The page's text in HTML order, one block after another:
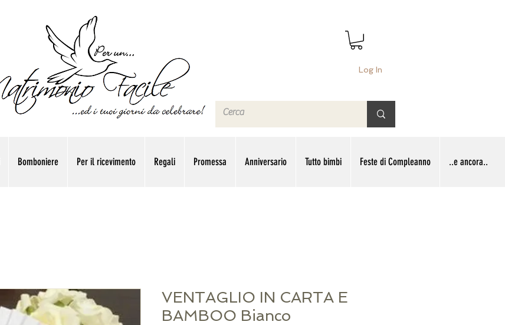
Log In
Bomboniere Per il ricevimento Regali Promessa Anniversario Tutto bimbi Feste di Compleanno ..e ancora..
VENTAGLIO IN CARTA E
BAMBOO Bianco